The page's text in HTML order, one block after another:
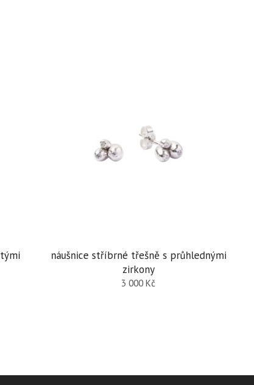
náušnice stříbrné třešně s průhlednými
zirkony
3 000Kč